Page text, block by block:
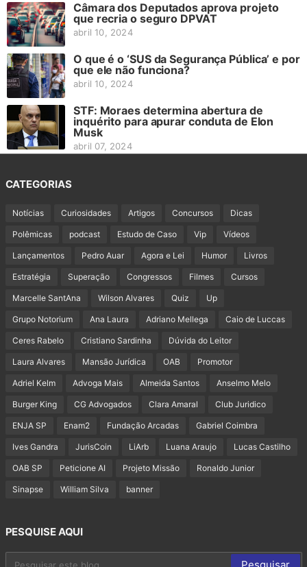
Câmara dos Deputados aprova projeto
que recria o seguro DPVAT
abril 10, 2024
O que é o ‘SUS da Segurança Pública’ e por
que ele não funciona?
abril 10, 2024
STF: Moraes determina abertura de
inquérito para apurar conduta de Elon
Musk
abril 07, 2024
CATEGORIAS
Notícias Curiosidades Artigos Concursos Dicas
Polêmicas podcast Estudo de Caso Vip Vídeos
Lançamentos Pedro Auar Agora e Lei Humor Livros
Estratégia Superação Congressos Filmes Cursos
Marcelle SantAna Wilson Alvares Quiz Up
Grupo Notorium Ana Laura Adriano Mellega Caio de Luccas
Ceres Rabelo Cristiano Sardinha Dúvida do Leitor
Laura Alvares Mansão Jurídica OAB Promotor
Adriel Kelm Advoga Mais Almeida Santos Anselmo Melo
Burger King CG Advogados Clara Amaral Club Juridico
ENJA SP Enam2 Fundação Arcadas Gabriel Coimbra
Ives Gandra JurisCoin LiArb Luana Araujo Lucas Castilho
OAB SP Peticione AI Projeto Missão Ronaldo Junior
Sinapse William Silva banner
PESQUISE AQUI